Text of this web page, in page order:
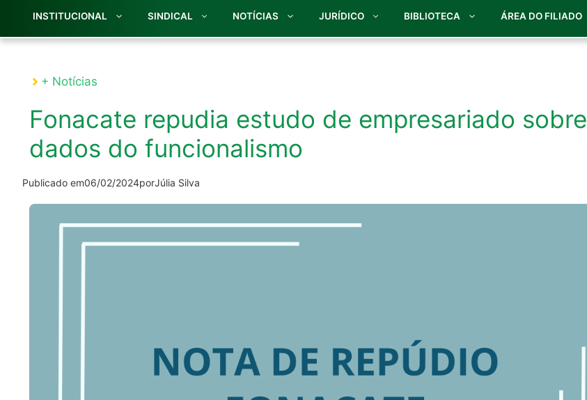
INSTITUCIONAL SINDICAL NOTÍCIAS JURÍDICO BIBLIOTECA ÁREA DO FILIADO
+ Notícias
Fonacate repudia estudo de empresariado sobre
dados do funcionalismo
Publicado em06/02/2024porJúlia Silva